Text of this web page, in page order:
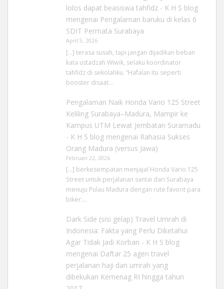
lolos dapat beasiswa tahfidz - K H S blog
mengenai Pengalaman baruku di kelas 6
SDIT Permata Surabaya
April 5, 2026
[…] terasa susah, tapi jangan dijadikan beban
kata ustadzah Wiwik, selaku koordinator
tahfidz di sekolahku. “Hafalan itu seperti
booster disaat…
Pengalaman Naik Honda Vario 125 Street
Keliling Surabaya–Madura, Mampir ke
Kampus UTM Lewat Jembatan Suramadu
- K H S blogmengenai Rahasia Sukses
Orang Madura (versus Jawa)
Februari 22, 2026
[…] berkesempatan menjajal Honda Vario 125
Street untuk perjalanan santai dari Surabaya
menuju Pulau Madura dengan rute favorit para
biker:…
Dark Side (sisi gelap) Travel Umrah di
Indonesia: Fakta yang Perlu Diketahui
Agar Tidak Jadi Korban - K H S blog
mengenai Daftar 25 agen travel
perjalanan haji dan umrah yang
dibekukan Kemenag RI hingga tahun